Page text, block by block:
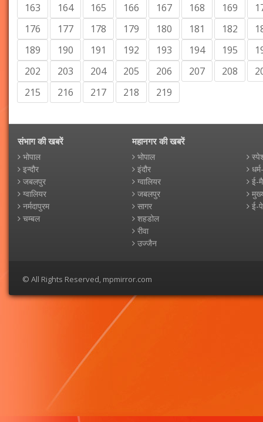
163
164 165 166 167 168 169
176
177 178 179 180 181 182
189
190 191 192 193 194 195
202
203 204 205 206 207 208
215
216 217 218 219
संभाग की खबरें
भोपाल
इन्दौर
जबलपुर
ग्वालियर
नर्मदापुरम
चम्बल
महानगर की खबरें
भोपाल
इंदौर
ग्वालियर
जबलपुर
सागर
शहडोल
रीवा
उज्जैन
ई-
ई-
© All Rights Reserved, mpmirror.com